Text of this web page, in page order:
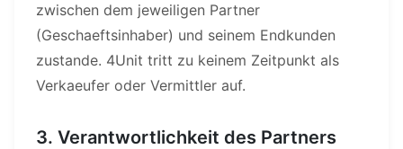
zwischen dem jeweiligen Partner
(Geschaeftsinhaber) und seinem Endkunden
zustande. 4Unit tritt zu keinem Zeitpunkt als
Verkaeufer oder Vermittler auf.
3. Verantwortlichkeit des Partners